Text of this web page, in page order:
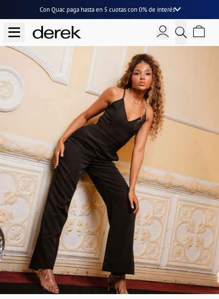
Con Quac paga hasta en 5 cuotascon0% de interés